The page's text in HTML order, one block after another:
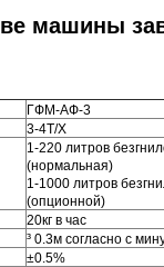
машины
ГФМ-АФ-3
3-4Т/Х
1-220 литров
(нормальная)
1-1000 литров
(опционной)
20кг в час
³ 0.3м согласно с
±0.5%